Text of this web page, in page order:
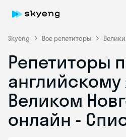
Skyeng Все репетиторы
Репетиторы
английскому
Великом
онлайн -